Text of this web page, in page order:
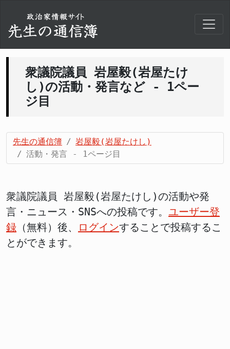
衆議院議員 岩屋毅(岩屋たけ
し)の活動・発言など - 1ペー
ジ目
先生の通信簿
岩屋毅(岩屋たけし)
活動・発言 - 1ページ目
衆議院議員 岩屋毅(岩屋たけし)の活動や発
言・ニュース・SNSへの投稿です。 ユーザー登
録 （無料）後、 ログインすることで投稿するこ
とができます。